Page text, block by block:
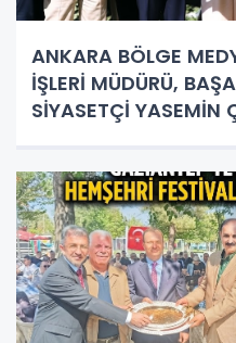
ANKARA BÖLGE
İŞLERİ MÜDÜRÜ,
SİYASETÇİ YASEMİN